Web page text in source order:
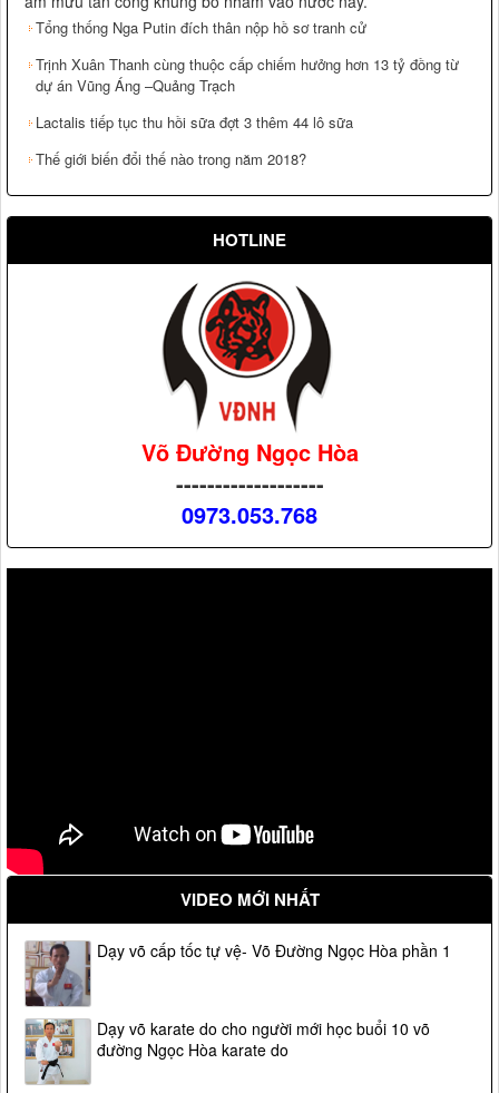
Tổng thống Nga Putin đích thân nộp hồ sơ tranh cử
Trịnh Xuân Thanh cùng thuộc cấp chiếm hưởng hơn 13 tỷ đồng từ
dự án Vũng Áng –Quảng Trạch
Lactalis tiếp tục thu hồi sữa đợt 3 thêm 44 lô sữa
Thế giới biến đổi thế nào trong năm 2018?
HOTLINE
Võ Đường Ngọc Hòa
-------------------
0973.053.768
VIDEO MỚI NHẤT
Dạy võ cấp tốc tự vệ- Võ Đường Ngọc Hòa phần 1
Dạy võ karate do cho người mới học buổi 10 võ
đường Ngọc Hòa karate do